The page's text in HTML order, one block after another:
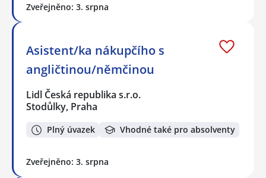
Zveřejněno: 3. srpna
Asistent/ka nákupčího s
angličtinou/němčinou
Lidl Česká republika s.r.o.
Stodůlky, Praha
Plný úvazek Vhodné také pro absolventy
Zveřejněno: 3. srpna